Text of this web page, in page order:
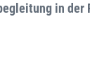
in der